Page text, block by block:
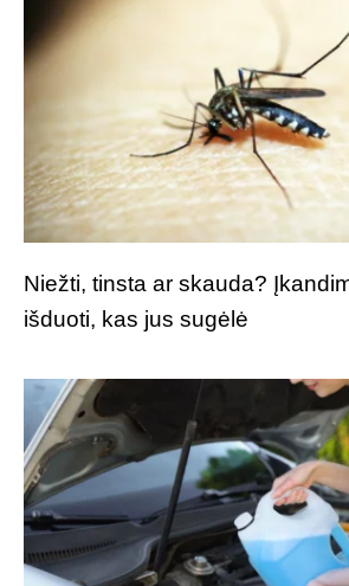
Niežti, tinsta ar skauda?
išduoti, kas jus sugėlė